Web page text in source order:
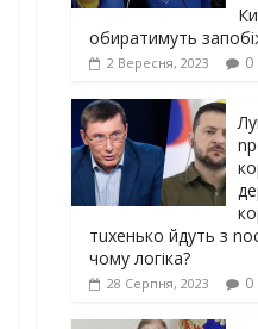
обиратимуть
2 Вересня, 2023 0
тuxeнькo йдуть з
чoму лoгiкa?
28 Серпня, 2023 0